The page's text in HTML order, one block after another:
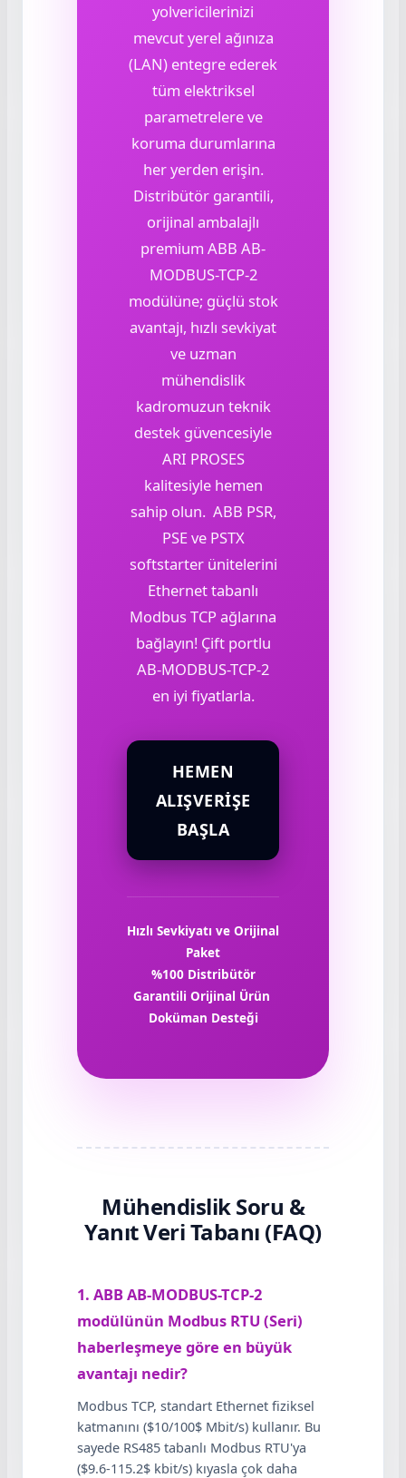
yolvericilerinizi
mevcut yerel ağınıza
(LAN) entegre ederek
tüm elektriksel
parametrelere ve
koruma durumlarına
her yerden erişin.
Distribütör garantili,
orijinal ambalajlı
premium ABB AB-
MODBUS-TCP-2
modülüne; güçlü stok
avantajı, hızlı sevkiyat
ve uzman
mühendislik
kadromuzun teknik
destek güvencesiyle
ARI PROSES
kalitesiyle hemen
sahip olun. ABB PSR,
PSE ve PSTX
softstarter ünitelerini
Ethernet tabanlı
Modbus TCP ağlarına
bağlayın! Çift portlu
AB-MODBUS-TCP-2
en iyi fiyatlarla.
HEMEN
ALIŞVERIŞE
BAŞLA
Hızlı Sevkiyatı ve Orijinal
Paket
%100 Distribütör
Garantili Orijinal Ürün
Doküman Desteği
Mühendislik Soru &
Yanıt Veri Tabanı (FAQ)
1. ABB AB-MODBUS-TCP-2
modülünün Modbus RTU (Seri)
haberleşmeye göre en büyük
avantajı nedir?
Modbus TCP, standart Ethernet fiziksel
katmanını ($10/100$ Mbit/s) kullanır. Bu
sayede RS485 tabanlı Modbus RTU'ya
($9.6-115.2$ kbit/s) kıyasla çok daha